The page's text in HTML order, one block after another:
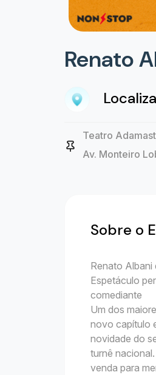
Renato
Teatro
Av. Monteiro
Sobre o
Renato Albani
Espetáculo
comediante
Um dos
novo capítulo
novidade do
turnê
venda para